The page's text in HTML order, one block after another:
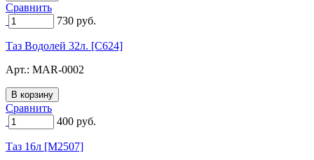
Сравнить
730 руб.
Таз Водолей 32л. [C624]
Арт.: MAR-0002
Сравнить
400 руб.
Таз 16л [M2507]